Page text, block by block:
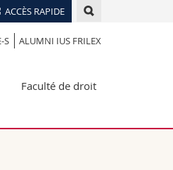
ACCÈS RAPIDE
personnel
des cours
S ALUMNI IUS FRILEX
Faculté de droit